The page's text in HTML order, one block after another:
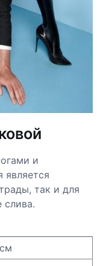
и
является
так и для
слива.